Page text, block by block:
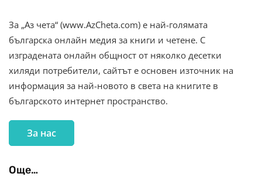
За „Аз чета“ (www.AzCheta.com) е най-голямата
българска онлайн медия за книги и четене. С
изградената онлайн общност от няколко десетки
хиляди потребители, сайтът е основен източник на
информация за най-новото в света на книгите в
българското интернет пространство.
За нас
Още…